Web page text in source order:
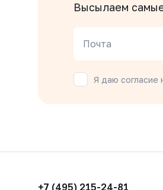
Высылаем
Почта
Я даю согласие
+7 (495) 215-24-81